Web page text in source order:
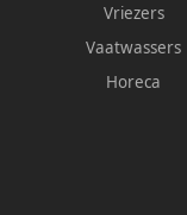
Vriezers
Vaatwassers
Horeca